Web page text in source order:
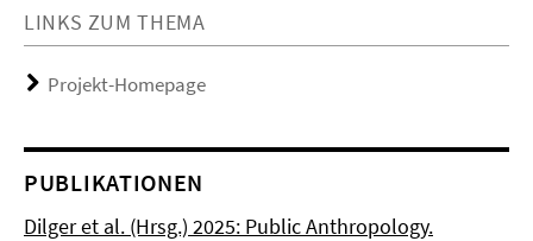
LINKS ZUM THEMA
Projekt-Homepage
PUBLIKATIONEN
Dilger et al. (Hrsg.) 2025: Public Anthropology.